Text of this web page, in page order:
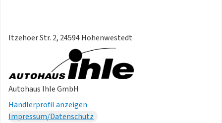
Itzehoer Str. 2, 24594 Hohenwestedt
Autohaus Ihle GmbH
Händlerprofil anzeigen
Impressum/Datenschutz